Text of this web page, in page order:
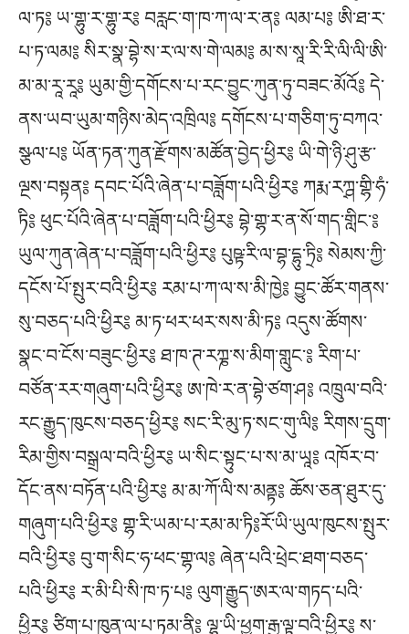
ལ་ཏ༔ ཡ་གྷུ་ར་གྷུ་ར༔ བརླང་ག་ཁ་ཀ་ལ་ར་ན༔ ལམ་པ༔ ཨི་ཐ་ར་
པ་ཏ་ལམ༔ སིར་སྣ་བྷེ་ས་ར་ལ་ས་གེ་ལམ༔ མ་ས་སཱ་རི་རི་ལི་ལི་ཨི་
མ་མ་རཱ་རཱ༔ ཡུམ་གྱི་དགོངས་པ་རང་བྱུང་ཀུན་ཏུ་བཟང་མོའོ༔ དེ་
ནས་ཡབ་ཡུམ་གཉིས་མེད་འཁྲིལ༔ དགོངས་པ་གཅིག་ཏུ་བཀའ་
སྩལ་པ༔ ཡོན་ཏན་ཀུན་རྫོགས་མཚོན་བྱེད་ཕྱིར༔ ཡི་གེ་ཉི་ཤུ་རྩ་
ལྔས་བསྟན༔ དབང་པོའི་ཞེན་པ་བཟློག་པའི་ཕྱིར༔ ཀརྨ་རཀྴ་གྷི་ཧཾ་
ཏི༔ ཕུང་པོའི་ཞེན་པ་བཟློག་པའི་ཕྱིར༔ བྷེ་གྷ་ར་ན་སོ་གད་གླིང་༔
ཡུལ་ཀུན་ཞེན་པ་བཟློག་པའི་ཕྱིར༔ པུཥྟ་རི་ལ་བྷ་དྷུ་ཏྲི༔ སེམས་ཀྱི་
དངོས་པོ་སྤུར་བའི་ཕྱིར༔ རམ་པ་ཀ་ལ་ས་མི་ཁྱེ༔ བྱུང་ཚོར་གནས་
སུ་བཅད་པའི་ཕྱིར༔ མ་ཏ་ཕར་ཕར་སས་མི་ཏ༔ འདུས་ཚོགས་
སྣང་བ་ངོས་བཟུང་ཕྱིར༔ ཐ་ཁ་ཊ་རཀྞ་ས་མིག་གླུང་༔ རིག་པ་
བཙོན་རར་གཞུག་པའི་ཕྱིར༔ ཨ་ཁེ་ར་ན་བྷེ་ཙག་ཤ༔ འཁྲུལ་བའི་
རང་རྒྱུད་ཁུངས་བཅད་ཕྱིར༔ སང་རི་མུ་ཏ་སང་གུ་ལི༔ རིགས་དྲུག་
རིམ་གྱིས་བསྒྲལ་བའི་ཕྱིར༔ ཡ་སིང་སྟུང་པ་ས་མ་ཡཱ༔ འཁོར་བ་
དོང་ནས་བཏོན་པའི་ཕྱིར༔ མ་མ་ཀོ་ལི་ས་མནྟ༔ ཆོས་ཅན་ཐུར་དུ་
གཞུག་པའི་ཕྱིར༔ གྷ་རི་ཡམ་པ་རམ་མ་ཏི༔རོ་ཡི་ཡུལ་ཁུངས་སྤུར་
བའི་ཕྱིར༔ བུ་ག་སིང་ཧ་ཕང་གྷ་ལ༔ ཞེན་པའི་ཕྲེང་ཐག་བཅད་
པའི་ཕྱིར༔ ར་མི་པི་སི་ཁ་ཏ་པ༔ ལུག་རྒྱུད་ཨར་ལ་གཏད་པའི་
ཕྱིར༔ ཙིག་པ་ཁུན་ལ་པ་ཏམ་ནི༔ ལྷ་ཡི་ཕྱག་རྒྱ་ལྟ་བའི་ཕྱིར༔ ས་